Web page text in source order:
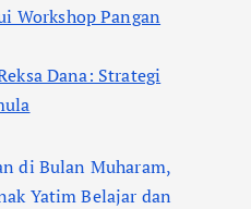
Workshop Pangan
Dana: Strategi
di Bulan Muharam,
Yatim Belajar dan